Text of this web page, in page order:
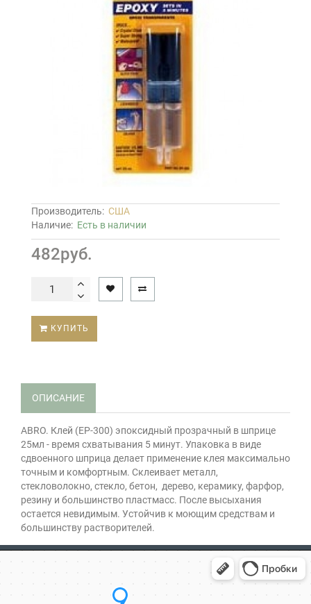
Производитель: США
Наличие: Есть в наличии
482руб.
КУПИТЬ
ОПИСАНИЕ
ABRO. Клей (EP-300) эпоксидный прозрачный в шприце
25мл - время схватывания 5 минут. Упаковка в виде
сдвоенного шприца делает применение клея максимально
точным и комфортным. Склеивает металл,
стекловолокно, стекло, бетон, дерево, керамику, фарфор,
резину и большинство пластмасс. После высыхания
остается невидимым. Устойчив к моющим средствам и
большинству растворителей.